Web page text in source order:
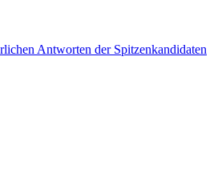
Antworten der Spitzenkandidaten